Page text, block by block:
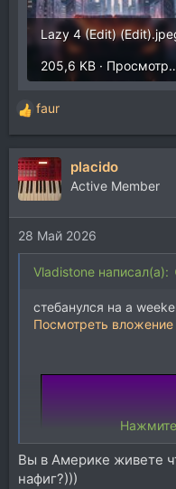
Lazy 4 (Edit)
205,6 KB ·
Р
е
а
к
ц
и
и
:
faur
placido
Active Member
28 Май 2026
Vladistone написал(а):
стебанулся на a
Посмотреть вложение
Вы в Америке живете
нафиг?)))